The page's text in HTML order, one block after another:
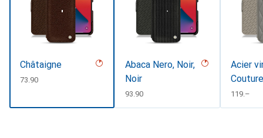
Châtaigne
CHF
73.90
Abaca Nero, Noir,
Noir
CHF
93.90
Acier
Couture
CHF
119.–